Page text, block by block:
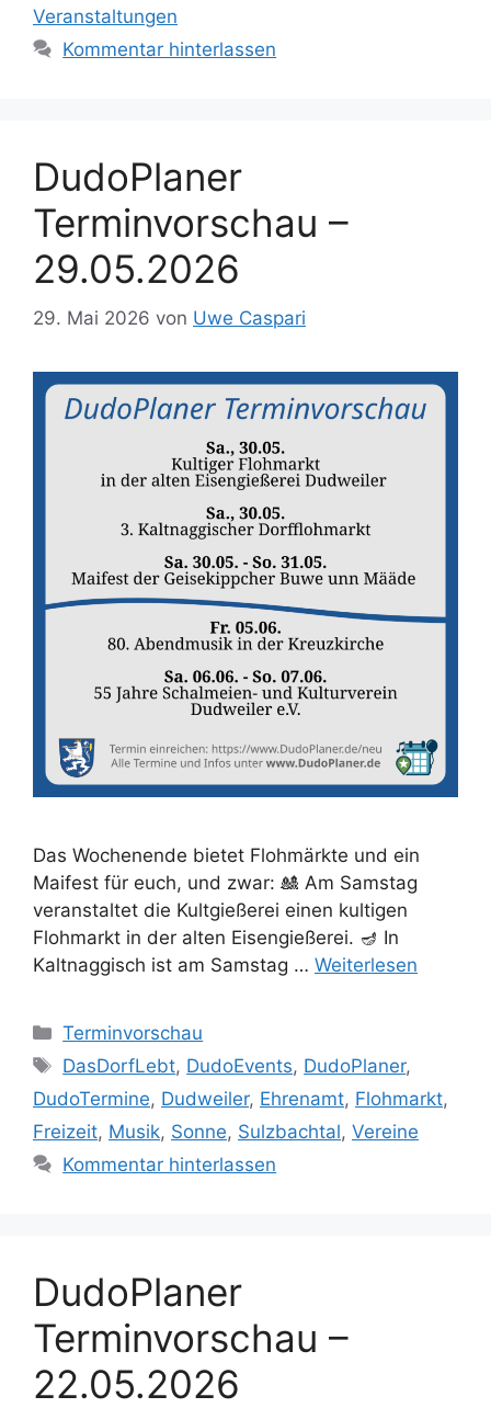
Veranstaltungen
Kommentar hinterlassen
DudoPlaner
Terminvorschau –
29.05.2026
29. Mai 2026 von Uwe Caspari
Das Wochenende bietet Flohmärkte und ein
Maifest für euch, und zwar: 🎎 Am Samstag
veranstaltet die Kultgießerei einen kultigen
Flohmarkt in der alten Eisengießerei. 🪔 In
Kaltnaggisch ist am Samstag … Weiterlesen
Kategorien
Terminvorschau
Schlagwörter
DasDorfLebt, DudoEvents, DudoPlaner,
DudoTermine, Dudweiler, Ehrenamt, Flohmarkt,
Freizeit, Musik, Sonne, Sulzbachtal, Vereine
Kommentar hinterlassen
DudoPlaner
Terminvorschau –
22.05.2026